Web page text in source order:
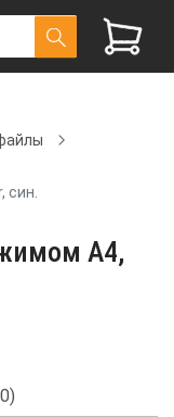
син.
А4,